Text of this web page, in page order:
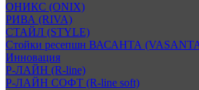
ОНИКС (ONIX)
РИВА (RIVA)
СТАЙЛ (STYLE)
Стойки ресепшн ВАСАНТА
Инновация
Р-ЛАЙН (R-line)
Р-ЛАЙН СОФТ (R-line soft)